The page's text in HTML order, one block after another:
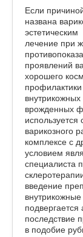
Если
названа
лечение при
проявлений
хорошего
врожденных
варикозного
комплексе с
условием
специалиста
введение
последствие
в подобие